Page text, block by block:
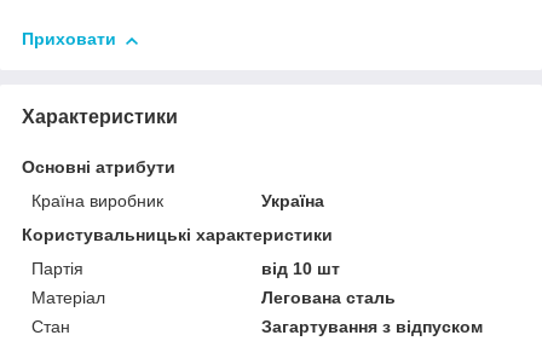
Приховати
Характеристики
Основні атрибути
Країна виробник
Україна
Користувальницькі характеристики
Партія
від 10 шт
Матеріал
Легована сталь
Стан
Загартування з відпуском